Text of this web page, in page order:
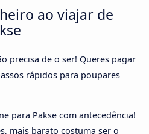
ao viajar de
precisa de o ser! Queres pagar
rápidos para poupares
para Pakse com antecedência!
mais barato costuma ser o